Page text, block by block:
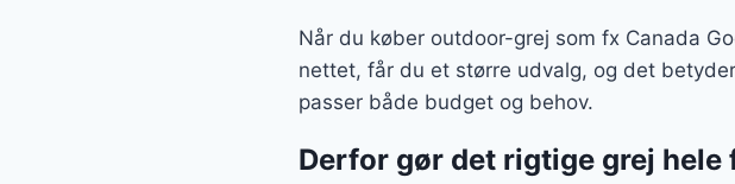
Når du køber outdoor-grej som fx Canada
nettet, får du et større udvalg, og det
passer både budget og behov.
Derfor gør det rigtige grej hele